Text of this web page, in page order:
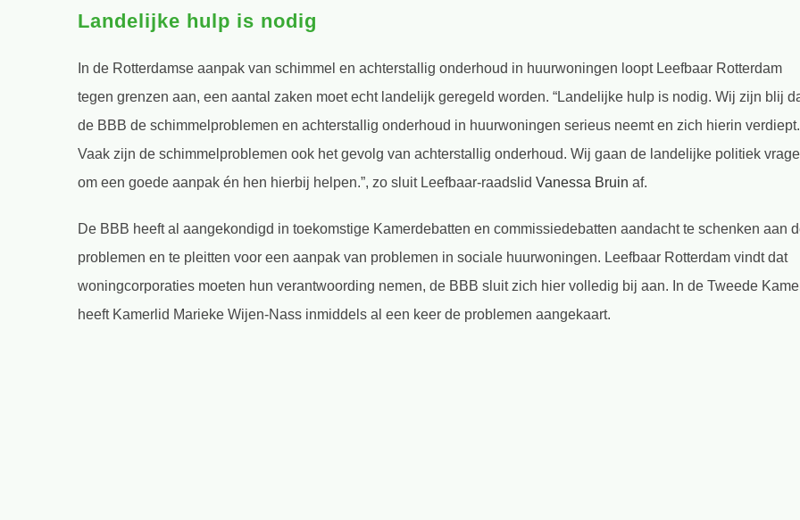
Landelijke hulp is nodig
In de Rotterdamse aanpak van schimmel en achterstallig onderhoud in huurwoningen loopt Leefbaar Rotterdam
tegen grenzen aan, een aantal zaken moet echt landelijk geregeld worden. “Landelijke hulp is nodig. Wij zijn blij
de BBB de schimmelproblemen en achterstallig onderhoud in huurwoningen serieus neemt en zich hierin verdiept.
Vaak zijn de schimmelproblemen ook het gevolg van achterstallig onderhoud. Wij gaan de landelijke politiek
om een goede aanpak én hen hierbij helpen.”, zo sluit Leefbaar-raadslid Vanessa Bruin af.
De BBB heeft al aangekondigd in toekomstige Kamerdebatten en commissiedebatten aandacht te schenken aan
problemen en te pleitten voor een aanpak van problemen in sociale huurwoningen. Leefbaar Rotterdam vindt dat
woningcorporaties moeten hun verantwoording nemen, de BBB sluit zich hier volledig bij aan. In de Tweede
heeft Kamerlid Marieke Wijen-Nass inmiddels al een keer de problemen aangekaart.